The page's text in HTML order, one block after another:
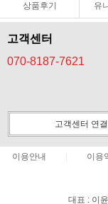
상품후기 유
고객센터
070-8187-7621
고객센터 연결
이용안내 이용
대표 : 이